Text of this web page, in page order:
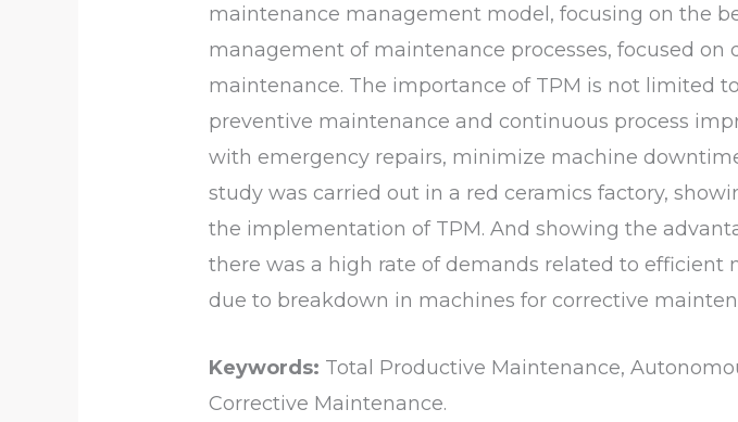
maintenance management model, focusing on the
management of maintenance processes, focused
maintenance. The importance of TPM is not limited
preventive maintenance and continuous process
with emergency repairs, minimize machine
study was carried out in a red ceramics factory,
the implementation of TPM. And showing the
there was a high rate of demands related to
due to breakdown in machines for corrective
Keywords: Total Productive Maintenance,
Corrective Maintenance.